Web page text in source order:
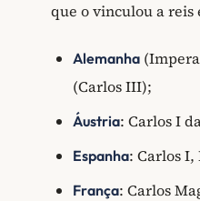
que o vinculou a reis
Alemanha
(Carlos III);
Áustria: Carlos I
Espanha: Carlos
França: Carlos